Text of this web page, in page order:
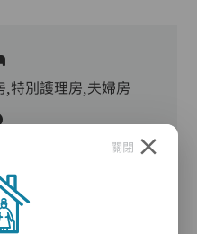
,特別護理房,夫婦房
衣房,物理治療設施,冷
氣
關閉